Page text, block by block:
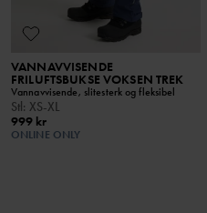
VANNAVVISENDE
FRILUFTSBUKSE VOKSEN TREK
Vannavvisende, slitesterk og fleksibel
Stl: XS-XL
999 kr
ONLINE ONLY